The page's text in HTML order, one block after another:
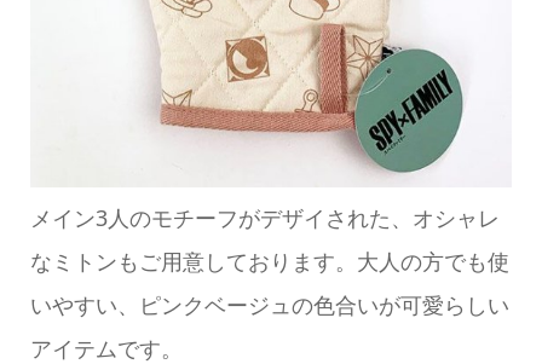
メイン3人のモチーフがデザイされた、オシャレ
なミトンもご用意しております。大人の方でも使
いやすい、ピンクベージュの色合いが可愛らしい
アイテムです。